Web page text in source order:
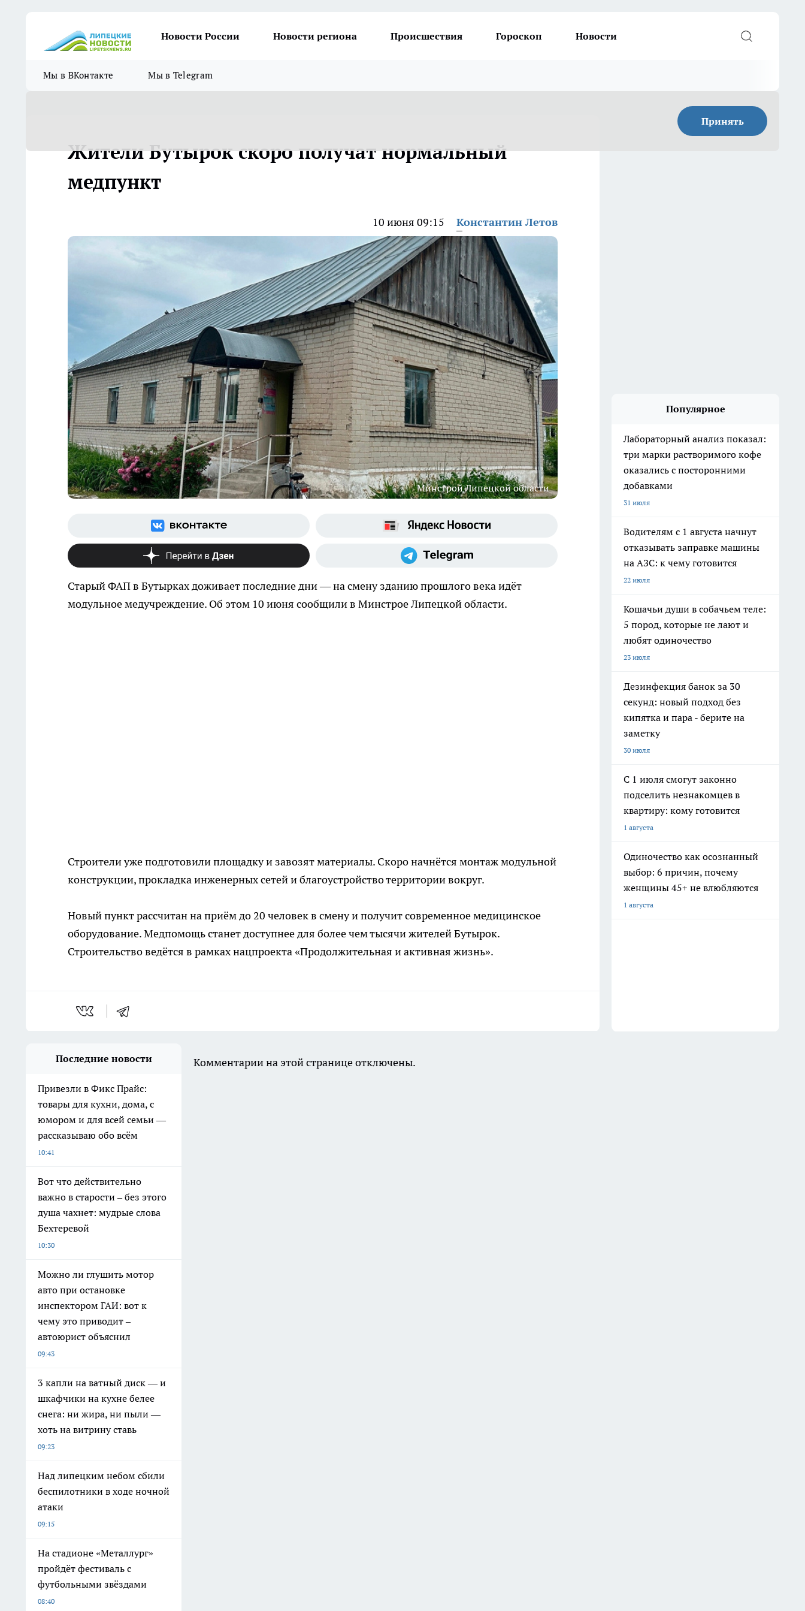
Новости России Новости региона Происшествия Гороскоп Новости
Мы в ВКонтакте Мы в Telegram
Принять
Жители Бутырок скоро получат нормальный
медпункт
10 июня 09:15 Константин Летов
Минстрой Липецкой области
Старый ФАП в Бутырках доживает последние дни — на смену зданию прошлого века идёт
модульное медучреждение. Об этом 10 июня сообщили в Минстрое Липецкой области.
Строители уже подготовили площадку и завозят материалы. Скоро начнётся монтаж модульной
конструкции, прокладка инженерных сетей и благоустройство территории вокруг.
Новый пункт рассчитан на приём до 20 человек в смену и получит современное медицинское
оборудование. Медпомощь станет доступнее для более чем тысячи жителей Бутырок.
Строительство ведётся в рамках нацпроекта «Продолжительная и активная жизнь».
Популярное
Лабораторный анализ показал:
три марки растворимого кофе
оказались с посторонними
добавками
31 июля
Водителям с 1 августа начнут
отказывать заправке машины
на АЗС: к чему готовится
22 июля
Кошачьи души в собачьем теле:
5 пород, которые не лают и
любят одиночество
23 июля
Дезинфекция банок за 30
секунд: новый подход без
кипятка и пара - берите на
заметку
30 июля
С 1 июля смогут законно
подселить незнакомцев в
квартиру: кому готовится
1 августа
Одиночество как осознанный
выбор: 6 причин, почему
женщины 45+ не влюбляются
1 августа
Последние новости
Привезли в Фикс Прайс:
товары для кухни, дома, с
юмором и для всей семьи —
рассказываю обо всём
10:41
Вот что действительно
важно в старости – без этого
душа чахнет: мудрые слова
Бехтеревой
10:30
Можно ли глушить мотор
авто при остановке
инспектором ГАИ: вот к
чему это приводит –
автоюрист объяснил
09:43
3 капли на ватный диск — и
шкафчики на кухне белее
снега: ни жира, ни пыли —
хоть на витрину ставь
09:23
Над липецким небом сбили
беспилотники в ходе ночной
атаки
09:15
На стадионе «Металлург»
пройдёт фестиваль с
футбольными звёздами
08:40
Комментарии на этой странице отключены.